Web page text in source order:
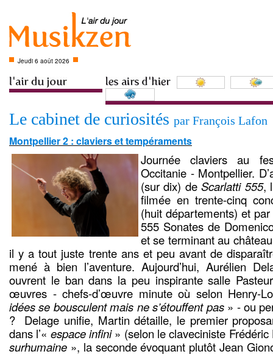
Jeudi 6 août 2026
Le cabinet de curiosités par François Lafon
Montpellier 2 : claviers et tempéraments
Journée claviers au
Occitanie - Montpellier.
(sur dix) deScarlatti 555,
filmée en trente-cinq
(huit départements) et
555 Sonates de
et se terminant au
il y a tout juste trente ans et peu avant de
mené à bien l’aventure. Aujourd’hui, Aurélien
ouvrent le ban dans la peu inspirante salle
œuvres - chefs-d’œuvre minute où selon Henry-
idées se bousculent mais ne s’étouffent pas» - ou
? Delage unifie, Martin détaille, le premier
dans l’« espace infini» (selon le claveciniste
surhumaine », la seconde évoquant plutôt Jean